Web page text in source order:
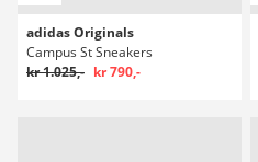
adidas Originals
Campus St Sneakers
kr 1.025,- kr 790,-